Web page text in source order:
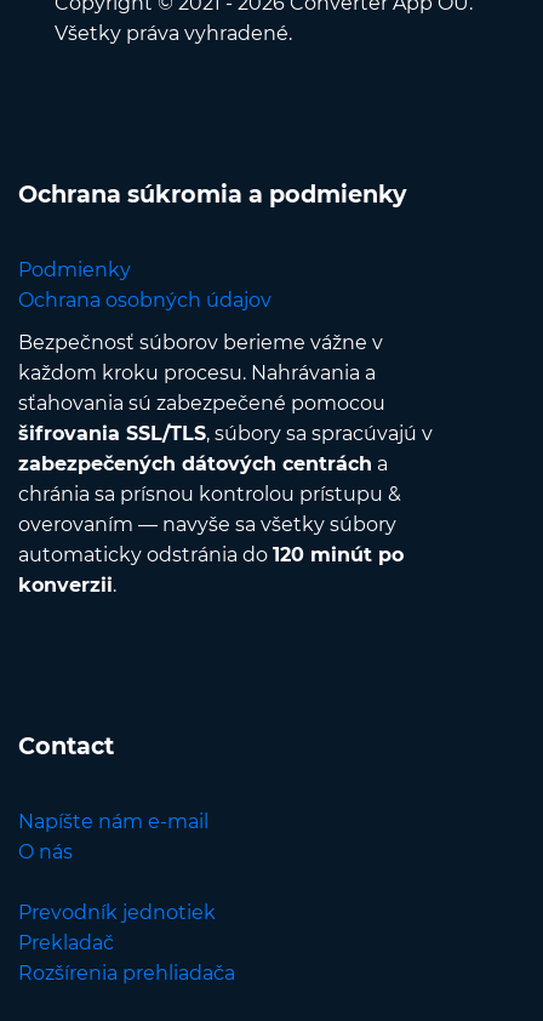
Všetky práva vyhradené.
Ochrana súkromia a podmienky
Podmienky
Ochrana osobných údajov
Bezpečnosť súborov berieme vážne v
každom kroku procesu. Nahrávania a
sťahovania sú zabezpečené pomocou
šifrovania SSL/TLS, súbory sa spracúvajú v
zabezpečených dátových centrách a
chránia sa prísnou kontrolou prístupu &
overovaním — navyše sa všetky súbory
automaticky odstránia do 120 minút po
konverzii.
Contact
Napíšte nám e-mail
O nás
Prevodník jednotiek
Prekladač
Rozšírenia prehliadača